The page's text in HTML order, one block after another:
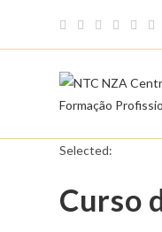
content
Selected:
Curso